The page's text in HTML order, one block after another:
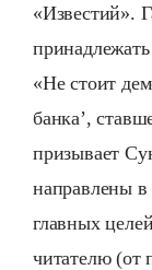
«Известий».
«Не стоит
банка’,
призывает
направлены
главных
читателю (от